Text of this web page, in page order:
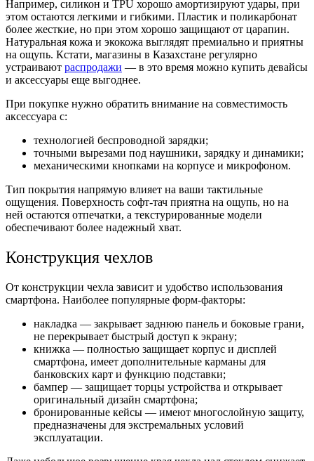
Например, силикон и TPU хорошо амортизируют удары, при
этом остаются легкими и гибкими. Пластик и поликарбонат
более жесткие, но при этом хорошо защищают от царапин.
Натуральная кожа и экокожа выглядят премиально и приятны
на ощупь. Кстати, магазины в Казахстане регулярно
устраивают распродажи — в это время можно купить девайсы
и аксессуары еще выгоднее.
При покупке нужно обратить внимание на совместимость
аксессуара с:
технологией беспроводной зарядки;
точными вырезами под наушники, зарядку и динамики;
механическими кнопками на корпусе и микрофоном.
Тип покрытия напрямую влияет на ваши тактильные
ощущения. Поверхность софт-тач приятна на ощупь, но на
ней остаются отпечатки, а текстурированные модели
обеспечивают более надежный хват.
Конструкция чехлов
От конструкции чехла зависит и удобство использования
смартфона. Наиболее популярные форм-факторы:
накладка — закрывает заднюю панель и боковые грани,
не перекрывает быстрый доступ к экрану;
книжка — полностью защищает корпус и дисплей
смартфона, имеет дополнительные карманы для
банковских карт и функцию подставки;
бампер — защищает торцы устройства и открывает
оригинальный дизайн смартфона;
бронированные кейсы — имеют многослойную защиту,
предназначены для экстремальных условий
эксплуатации.